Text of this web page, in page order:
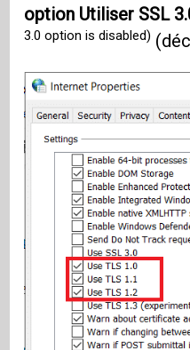
option Utiliser SSL
3.0 option is disabled)